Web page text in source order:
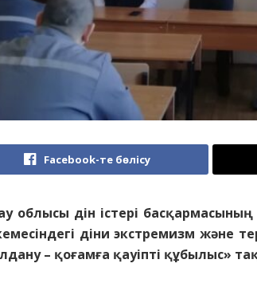
Facebook-те бөлісу
облысы дін істері
діни экстремизм және
– қоғамға қауіпті құбылыс»